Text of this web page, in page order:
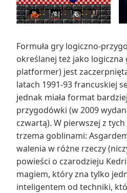
Formuła gry logiczno-
określanej też jako
platformer) jest
latach 1991-93 francuskiej
jednak miała format
przygodówki (w 2009
czwartą). W pierwszej z
trzema goblinami:
walenia w różne rzeczy
powieści o czarodzieju
magiem, który zna tylko
inteligentem od techniki,